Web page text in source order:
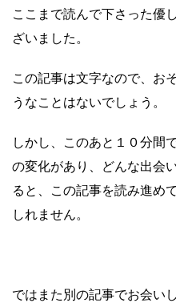
ここまで読んで下さった優
ざいました。
この記事は文字なので、お
うなことはないでしょう。
しかし、このあと１０分間
の変化があり、どんな出会
ると、この記事を読み進め
しれません。
ではまた別の記事でお会い